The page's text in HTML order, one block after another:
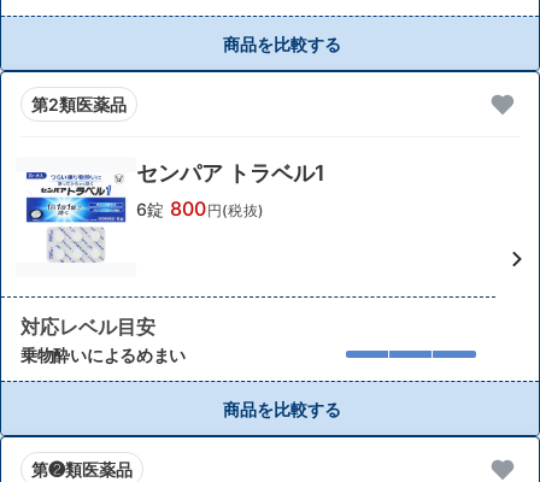
商品を比較する
第2類医薬品
センパア トラベル1
6錠 800円(税抜)
対応レベル目安
乗物酔いによるめまい
商品を比較する
第❷類医薬品